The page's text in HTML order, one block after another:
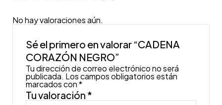
No hay valoraciones aún.
Sé el primero en valorar “CADENA
CORAZÓN NEGRO”
Tu dirección de correo electrónico no será
publicada. Los campos obligatorios están
marcados con*
Tu valoración *